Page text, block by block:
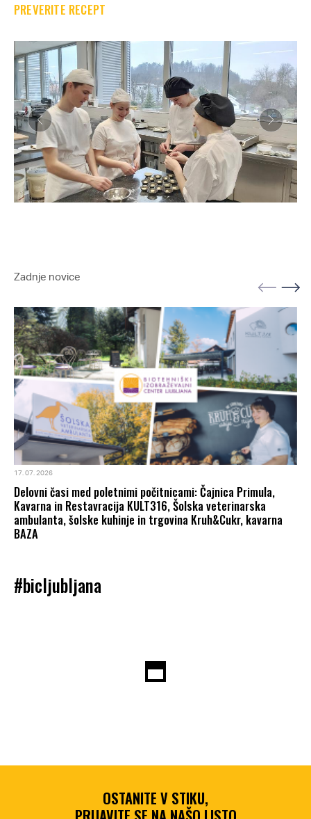
PREVERITE RECEPT
Zadnje novice
17. 07. 2026
Delovni časi med poletnimi počitnicami: Čajnica Primula,
Kavarna in Restavracija KULT316, Šolska veterinarska
ambulanta, šolske kuhinje in trgovina Kruh&Cukr, kavarna
BAZA
#bicljubljana
OSTANITE V STIKU,